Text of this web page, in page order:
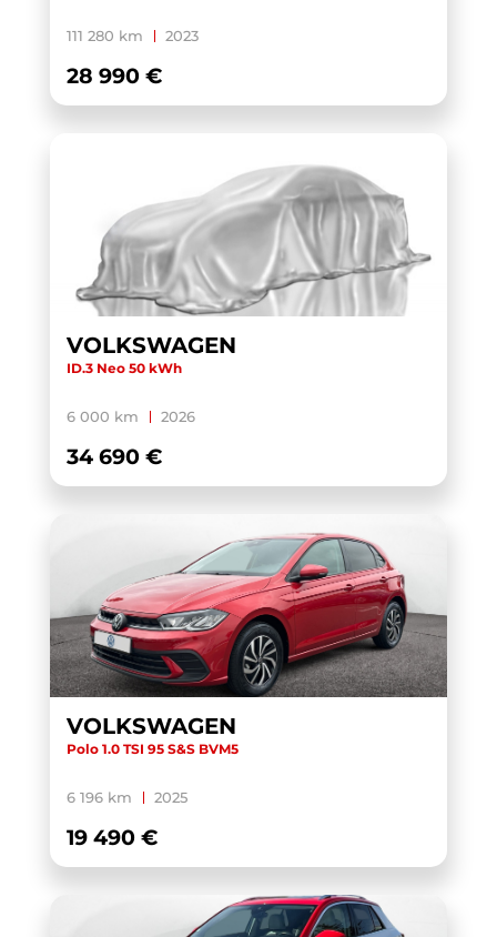
XC40 (1)
111 280 km 2023
28 990 €
VOLKSWAGEN
ID.3 Neo 50 kWh
6 000 km 2026
34 690 €
VOLKSWAGEN
Polo 1.0 TSI 95 S&S BVM5
6 196 km 2025
19 490 €